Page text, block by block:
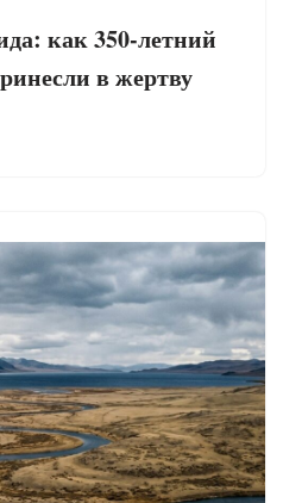
как 350-летний
в жертву